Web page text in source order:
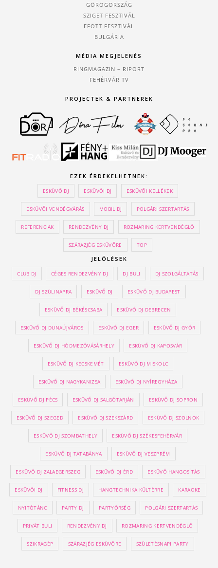
GÖRÖGORSZÁG
SZIGET FESZTIVÁL
EFOTT FESZTIVÁL
BULGÁRIA
MÉDIA MEGJELENÉS
RINGMAGAZIN – RIPORT
FEHÉRVÁR TV
PROJECTEK & PARTNEREK
EZEK ÉRDEKELHETNEK:
ESKÜVŐ DJ ESKÜVŐI DJ ESKÜVŐI KELLÉKEK
ESKÜVŐI VENDÉGVÁRÁS MOBIL DJ POLGÁRI SZERTARTÁS
REFERENCIAK RENDEZVÉNY DJ ROZMARING KERTVENDÉGLŐ
SZÁRAZJÉG ESKÜVŐRE TOP
JELÖLÉSEK
CLUB DJ CÉGES RENDEZVÉNY DJ DJ BULI DJ SZOLGÁLTATÁS
DJ SZÜLINAPRA ESKÜVŐ DJ ESKÜVŐ DJ BUDAPEST
ESKÜVŐ DJ BÉKÉSCSABA ESKÜVŐ DJ DEBRECEN
ESKÜVŐ DJ DUNAÚJVÁROS ESKÜVŐ DJ EGER ESKÜVŐ DJ GYŐR
ESKÜVŐ DJ HÓDMEZŐVÁSÁRHELY ESKÜVŐ DJ KAPOSVÁR
ESKÜVŐ DJ KECSKEMÉT ESKÜVŐ DJ MISKOLC
ESKÜVŐ DJ NAGYKANIZSA ESKÜVŐ DJ NYÍREGYHÁZA
ESKÜVŐ DJ PÉCS ESKÜVŐ DJ SALGÓTARJÁN ESKÜVŐ DJ SOPRON
ESKÜVŐ DJ SZEGED ESKÜVŐ DJ SZEKSZÁRD ESKÜVŐ DJ SZOLNOK
ESKÜVŐ DJ SZOMBATHELY ESKÜVŐ DJ SZÉKESFEHÉRVÁR
ESKÜVŐ DJ TATABÁNYA ESKÜVŐ DJ VESZPRÉM
ESKÜVŐ DJ ZALAEGERSZEG ESKÜVŐ DJ ÉRD ESKÜVŐ HANGOSÍTÁS
ESKÜVŐI DJ FITNESS DJ HANGTECHNIKA KÜLTÉRRE KARAOKE
NYITÓTÁNC PARTY DJ PARTYŐRSÉG POLGÁRI SZERTARTÁS
PRIVÁT BULI RENDEZVÉNY DJ ROZMARING KERTVENDÉGLŐ
SZIKRAGÉP SZÁRAZJÉG ESKÜVŐRE SZÜLETÉSNAPI PARTY